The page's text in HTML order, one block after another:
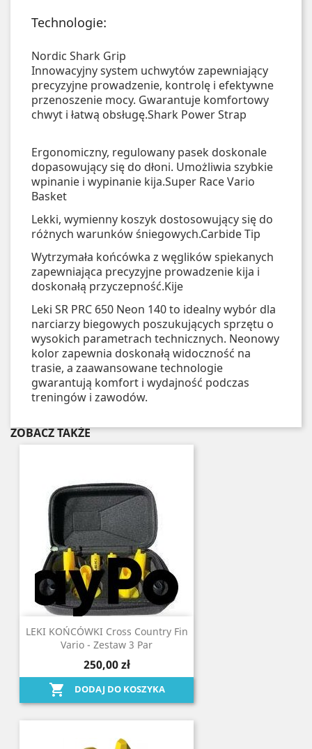
Technologie:
Nordic Shark Grip
Innowacyjny system uchwytów zapewniający
precyzyjne prowadzenie, kontrolę i efektywne
przenoszenie mocy. Gwarantuje komfortowy
chwyt i łatwą obsługę.Shark Power Strap
Ergonomiczny, regulowany pasek doskonale
dopasowujący się do dłoni. Umożliwia szybkie
wpinanie i wypinanie kija.Super Race Vario
Basket
Lekki, wymienny koszyk dostosowujący się do
różnych warunków śniegowych.Carbide Tip
Wytrzymała końcówka z węglików spiekanych
zapewniająca precyzyjne prowadzenie kija i
doskonałą przyczepność.Kije
Leki SR PRC 650 Neon 140 to idealny wybór dla
narciarzy biegowych poszukujących sprzętu o
wysokich parametrach technicznych. Neonowy
kolor zapewnia doskonałą widoczność na
trasie, a zaawansowane technologie
gwarantują komfort i wydajność podczas
treningów i zawodów.
ZOBACZ TAKŻE
LEKI KOŃCÓWKI Cross Country Fin
Vario - Zestaw 3 Par
250,00 zł
 DODAJ DO KOSZYKA